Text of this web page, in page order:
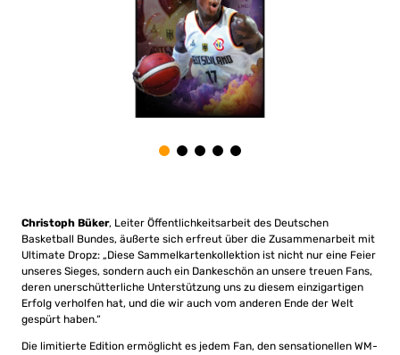
Christoph Büker, Leiter Öffentlichkeitsarbeit des Deutschen
Basketball Bundes, äußerte sich erfreut über die Zusammenarbeit mit
Ultimate Dropz: „Diese Sammelkartenkollektion ist nicht nur eine Feier
unseres Sieges, sondern auch ein Dankeschön an unsere treuen Fans,
deren unerschütterliche Unterstützung uns zu diesem einzigartigen
Erfolg verholfen hat, und die wir auch vom anderen Ende der Welt
gespürt haben.“
Die limitierte Edition ermöglicht es jedem Fan, den sensationellen WM-